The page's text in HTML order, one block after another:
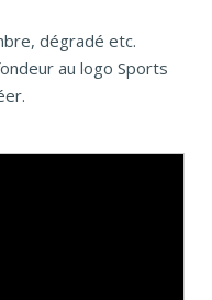
dégradé etc.
au logo Sports